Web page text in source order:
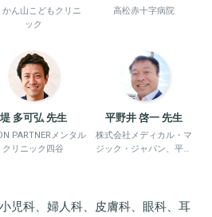
かん山こどもクリニ
ック
高松赤十字病院
堤 多可弘 先生
PARTNERメンタル
クリニック四谷
平野井 啓一 先生
株式会社メディカル・マ
ジック・ジャパン、平野
児科、婦人科、皮膚科、眼科、耳